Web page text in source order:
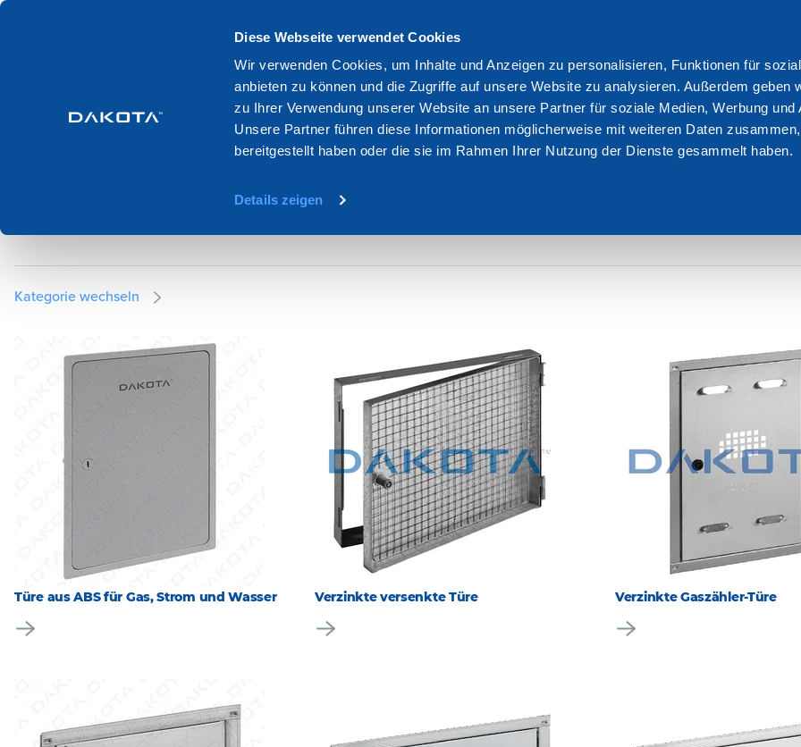
Diese Webseite verwendet Cookies
Wir verwenden Cookies, um Inhalte und Anzeigen zu personalisieren, Funktionen für
anbieten zu können und die Zugriffe auf unsere Website zu analysieren. Außerdem geben
zu Ihrer Verwendung unserer Website an unsere Partner für soziale Medien, Werbung und
Unsere Partner führen diese Informationen möglicherweise mit weiteren Daten
bereitgestellt haben oder die sie im Rahmen Ihrer Nutzung der Dienste gesammelt haben.
Details zeigen
Beluftung und hydraulik Luke fur wand
LUKE FÜR WAND
Kategorie wechseln
Türe aus ABS für Gas, Strom und Wasser Verzinkte versenkte Türe Verzinkte Gaszähler-Türe